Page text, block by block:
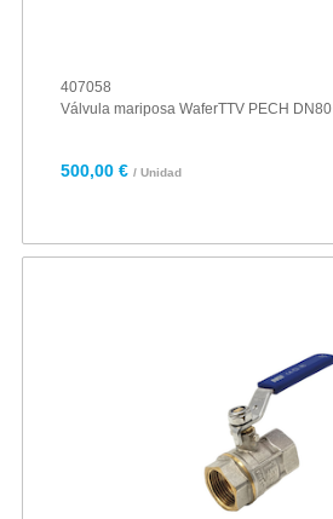
407058
Válvula mariposa WaferTTV PECH DN80
500,00 € / Unidad